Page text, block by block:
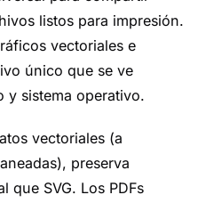
listos para impresión.
vectoriales e
único que se ve
y sistema operativo.
vectoriales (a
preserva
SVG. Los PDFs